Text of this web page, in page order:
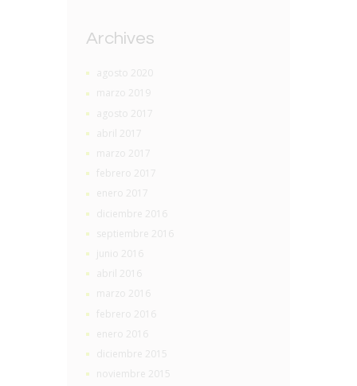
Archives
agosto 2020
marzo 2019
agosto 2017
abril 2017
marzo 2017
febrero 2017
enero 2017
diciembre 2016
septiembre 2016
junio 2016
abril 2016
marzo 2016
febrero 2016
enero 2016
diciembre 2015
noviembre 2015